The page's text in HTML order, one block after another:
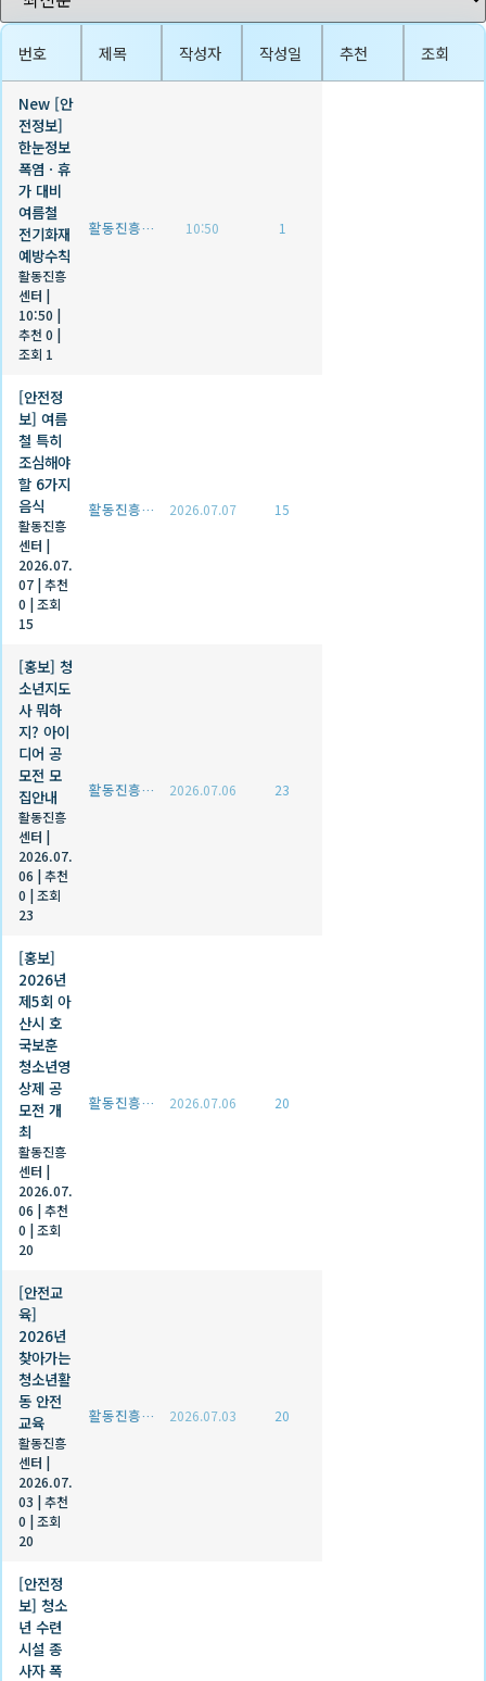
번호 제목 작성자 작성일 추천 조회
New [안
전정보]
한눈정보
폭염ㆍ휴
가 대비
여름철
전기화재
예방수칙
활동진흥
센터 |
10:50 |
추천 0 |
조회 1
활동진흥센터 10:50 1
[안전정
보] 여름
철 특히
조심해야
할 6가지
음식
활동진흥
센터 |
2026.07.
07 |추천
0 |조회
15
활동진흥센터 2026.07.07 15
[홍보] 청
소년지도
사 뭐하
지? 아이
디어 공
모전 모
집안내
활동진흥
센터 |
2026.07.
06 |추천
0 |조회
23
활동진흥센터 2026.07.06 23
[홍보]
2026년
제5회 아
산시 호
국보훈
청소년영
상제 공
모전 개
최
활동진흥
센터 |
2026.07.
06 |추천
0 |조회
20
활동진흥센터 2026.07.06 20
[안전교
육]
2026년
찾아가는
청소년활
동 안전
교육
활동진흥
센터 |
2026.07.
03 |추천
0 |조회
20
활동진흥센터 2026.07.03 20
[안전정
보] 청소
년 수련
시설 종
사자 폭